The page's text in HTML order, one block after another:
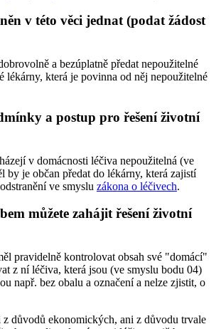
v této věci jednat (podat žádost
a bezúplatně předat nepoužitelné
lékárny, která je povinna od něj nepoužitelné
a postup pro řešení životní
v domácnosti léčiva nepoužitelná (ve
by je občan předat do lékárny, která zajistí
ve smyslu zákona o léčivech.
můžete zahájit řešení životní
pravidelně kontrolovat obsah své "domácí"
z ní léčiva, která jsou (ve smyslu bodu 04)
např. bez obalu a označení a nelze zjistit, o
z důvodů ekonomických, ani z důvodu trvale